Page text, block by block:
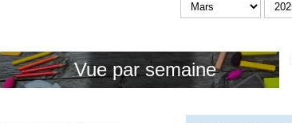
Vue par semaine